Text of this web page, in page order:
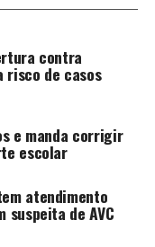
contra
risco de casos
e manda corrigir
escolar
atendimento
suspeita de AVC